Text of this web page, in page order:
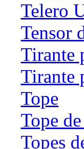
Telero
Tensor
Tirante
Tirante
Tope
Tope
Topes